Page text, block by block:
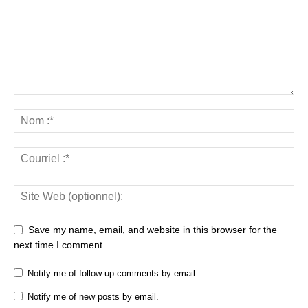
Save my name, email, and website in this browser for the
next time I comment.
Notify me of follow-up comments by email.
Notify me of new posts by email.